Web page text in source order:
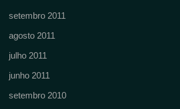
setembro 2011
agosto 2011
julho 2011
junho 2011
setembro 2010